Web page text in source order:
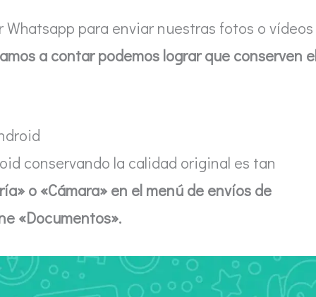
Whatsapp para enviar nuestras fotos o vídeos
a contar podemos lograr que conserven
conservando la calidad original es tan
o «Cámara» en el menú de envíos de
«Documentos».